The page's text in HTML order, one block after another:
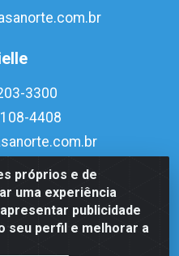
próprios e de
uma experiência
publicidade
seu perfil e melhorar a
3300
4408
Mário Câmara, 1815 -
CEP 59054-600 - CNPJ
0001-51